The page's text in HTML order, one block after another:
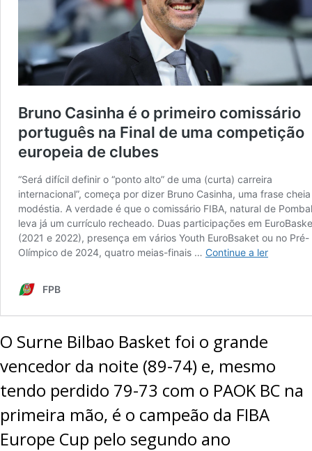
O Surne Bilbao Basket foi o grande
vencedor da noite (89-74) e, mesmo
tendo perdido 79-73 com o PAOK BC na
primeira mão, é o campeão da FIBA
Europe Cup pelo segundo ano